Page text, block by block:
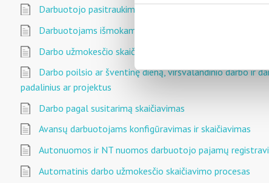
Darbuotojo pasitraukimo iš pensijų kaupimo apskaitymas
Darbuotojams išmokamų premijų administravimas
Darbo užmokesčio skaičiavimas pagal pagamintus
Darbo poilsio ar šventinę dieną, viršvalandinio darbo ir
padalinius ar projektus
Darbo pagal susitarimą skaičiavimas
Avansų darbuotojams konfigūravimas ir skaičiavimas
Autonuomos ir NT nuomos darbuotojo pajamų
Automatinis darbo užmokesčio skaičiavimo procesas